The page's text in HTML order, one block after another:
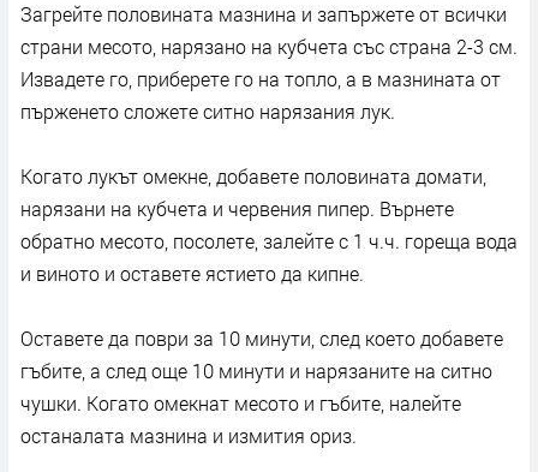
Загрейте половината мазнина и запържете от всички
страни месото, нарязано на кубчета със страна 2-3 см.
Извадете го, приберете го на топло, а в мазнината от
пърженето сложете ситно нарязания лук.
Когато лукът омекне, добавете половината домати,
нарязани на кубчета и червения пипер. Върнете
обратно месото, посолете, залейте с 1 ч.ч. гореща вода
и виното и оставете ястието да кипне.
Оставете да поври за 10 минути, след което добавете
гъбите, а след още 10 минути и нарязаните на ситно
чушки. Когато омекнат месото и гъбите, налейте
останалата мазнина и измития ориз.